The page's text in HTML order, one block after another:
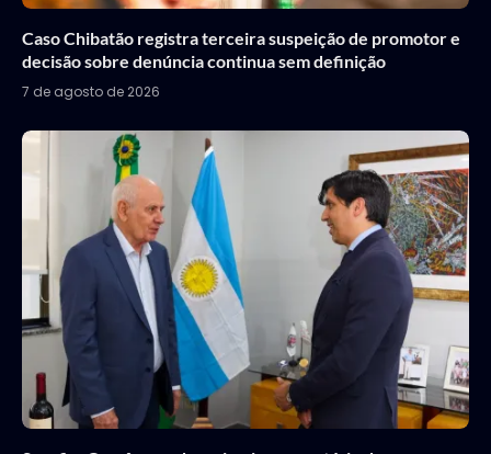
Caso Chibatão registra terceira suspeição de promotor e
decisão sobre denúncia continua sem definição
7 de agosto de 2026